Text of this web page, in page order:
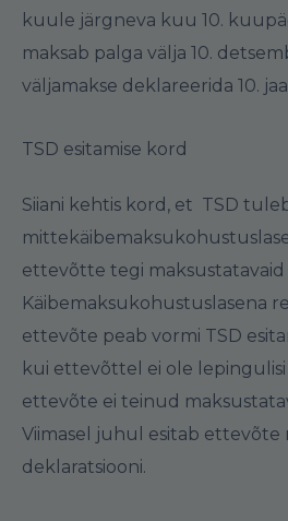
kuule järgneva kuu 10.
maksab palga välja 10.
väljamakse deklareerida 10.
TSD esitamise kord
Siiani kehtis kord, et TSD
ettevõtte tegi maksustatavaid
Käibemaksukohustuslasena
ettevõte peab vormi TSD
kui ettevõttel ei ole
ettevõte ei teinud
Viimasel juhul esitab ettevõte
deklaratsiooni.